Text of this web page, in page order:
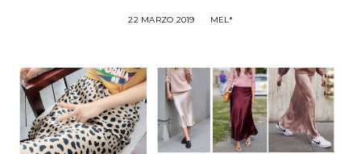
22 MARZO 2019 MEL*